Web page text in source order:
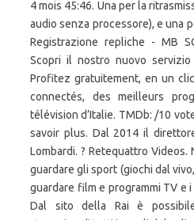
4 mois 45:46. Una per la
audio senza processore), e una
Registrazione repliche - MB
Scopri il nostro nuovo
Profitez gratuitement, en un
connectés, des meilleurs
télévision d’Italie. TMDb: /10
savoir plus. Dal 2014 il
Lombardi. ? Retequattro
guardare gli sport (giochi dal
guardare film e programmi TV e
Dal sito della Rai è